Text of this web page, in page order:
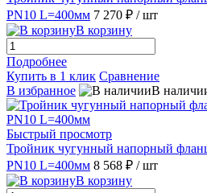
PN10 L=400мм 7 270 ₽ / шт
В корзину
Подробнее
Купить в 1 клик Сравнение
В избранное
В
Быстрый просмотр
Тройник чугунный напорный
PN10 L=400мм 8 568 ₽ / шт
В корзину